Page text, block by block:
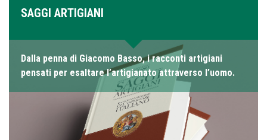
SAGGI ARTIGIANI
Dalla penna di Giacomo Basso, i racconti artigiani
pensati per esaltare l’artigianato attraverso l’uomo.